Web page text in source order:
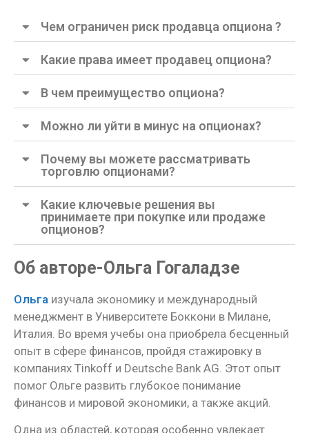
Чем ограничен риск продавца опциона ?
Какие права имеет продавец опциона?
В чем преимущество опциона?
Можно ли уйти в минус на опционах?
Почему вы можете рассматривать
торговлю опционами?
Какие ключевые решения вы
принимаете при покупке или продаже
опционов?
Об авторе-Ольга Гогаладзе
Ольга изучала экономику и международный
менеджмент в Университете Боккони в Милане,
Италия. Во время учебы она приобрела бесценный
опыт в сфере финансов, пройдя стажировку в
компаниях Tinkoff и Deutsche Bank AG. Этот опыт
помог Ольге развить глубокое понимание
финансов и мировой экономики, а также акций.
Одна из областей, которая особенно увлекает